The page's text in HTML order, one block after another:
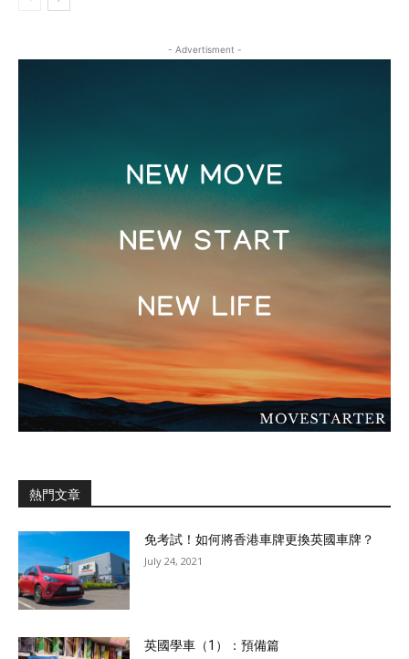
- Advertisment -
熱門文章
免考試！如何將香港車牌更換英國車牌？
July 24, 2021
英國學車（1）：預備篇